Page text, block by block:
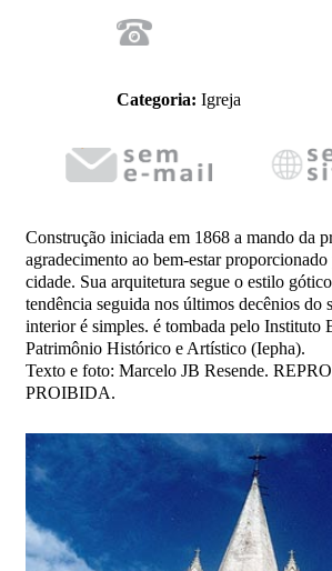
Categoria: Igreja
Construção iniciada em 1868 a mando da
agradecimento ao bem-estar proporcionado
cidade. Sua arquitetura segue o estilo
tendência seguida nos últimos decênios
interior é simples. é tombada pelo Instituto
Patrimônio Histórico e Artístico (Iepha).
Texto e foto: Marcelo JB Resende.
PROIBIDA.